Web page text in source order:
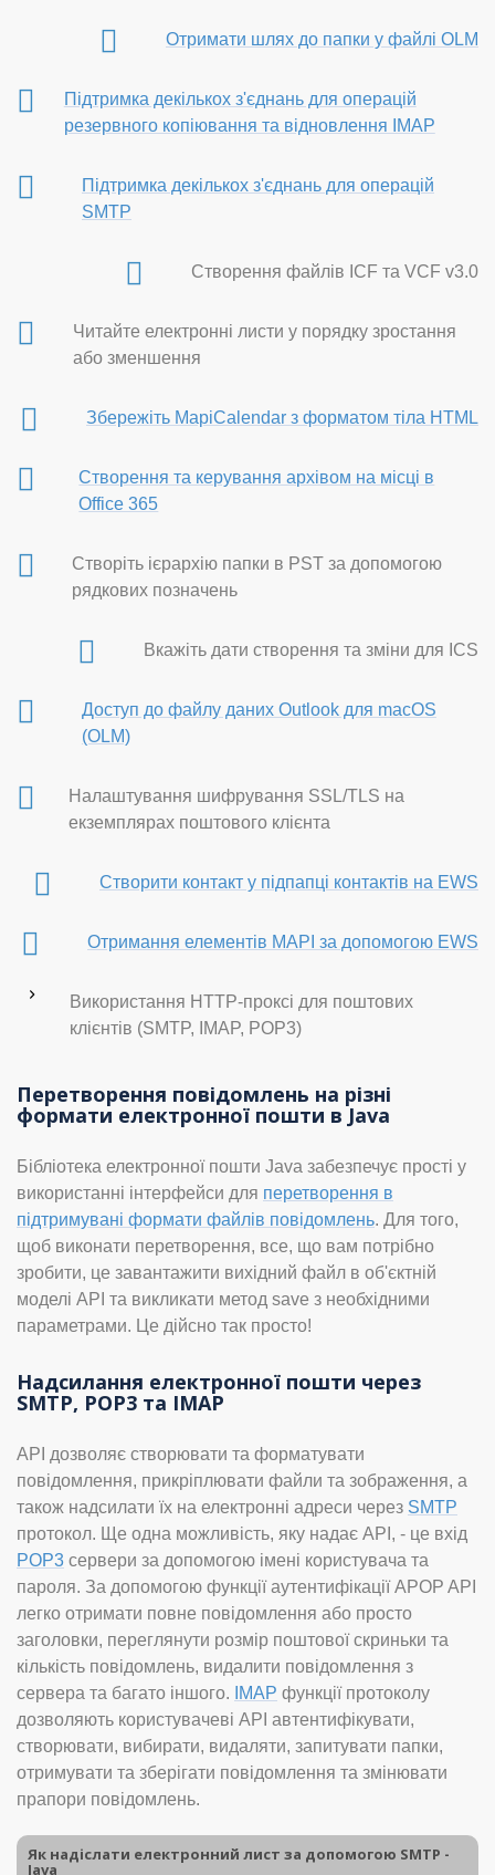
Отримати шлях до папки у файлі OLM
Підтримка декількох з'єднань для операцій
резервного копіювання та відновлення IMAP
Підтримка декількох з'єднань для операцій
SMTP
Створення файлів ICF та VCF v3.0
Читайте електронні листи у порядку зростання
або зменшення
Збережіть MapiCalendar з форматом тіла HTML
Створення та керування архівом на місці в
Office 365
Створіть ієрархію папки в PST за допомогою
рядкових позначень
Вкажіть дати створення та зміни для ICS
Доступ до файлу даних Outlook для macOS
(OLM)
Налаштування шифрування SSL/TLS на
екземплярах поштового клієнта
Створити контакт у підпапці контактів на EWS
Отримання елементів MAPI за допомогою EWS
Використання HTTP-проксі для поштових
клієнтів (SMTP, IMAP, POP3)
Перетворення повідомлень на різні
формати електронної пошти в Java
Бібліотека електронної пошти Java забезпечує прості у
використанні інтерфейси для перетворення в
підтримувані формати файлів повідомлень. Для того,
щоб виконати перетворення, все, що вам потрібно
зробити, це завантажити вихідний файл в об'єктній
моделі API та викликати метод save з необхідними
параметрами. Це дійсно так просто!
Надсилання електронної пошти через
SMTP, POP3 та IMAP
API дозволяє створювати та форматувати
повідомлення, прикріплювати файли та зображення, а
також надсилати їх на електронні адреси через SMTP
протокол. Ще одна можливість, яку надає API, - це вхід
POP3 сервери за допомогою імені користувача та
пароля. За допомогою функції аутентифікації APOP API
легко отримати повне повідомлення або просто
заголовки, переглянути розмір поштової скриньки та
кількість повідомлень, видалити повідомлення з
сервера та багато іншого.
IMAP функції протоколу
дозволяють користувачеві API автентифікувати,
створювати, вибирати, видаляти, запитувати папки,
отримувати та зберігати повідомлення та змінювати
прапори повідомлень.
Як надіслати електронний лист за допомогою SMTP -
Java